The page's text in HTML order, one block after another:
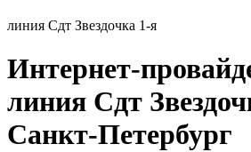
линия Сдт Звездочка 1-я
Интернет-
линия Сдт
Санкт-Петербург